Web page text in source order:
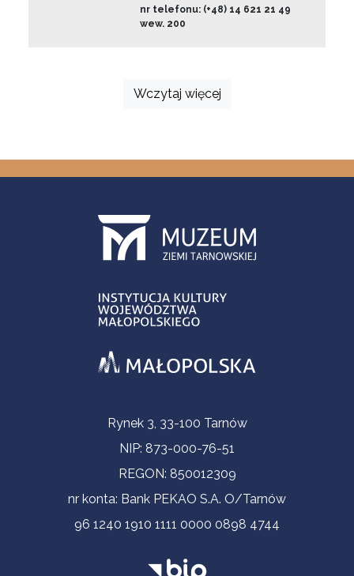
nr telefonu: (+48) 14 621 21 49
wew. 200
Wczytaj więcej
Informacje kontaktoweRynek 3, 33-100 Tarnów
NIP: 873-000-76-51
REGON: 850012309
nr konta: Bank PEKAO S.A. O/Tarnów
96 1240 1910 1111 0000 0898 4744